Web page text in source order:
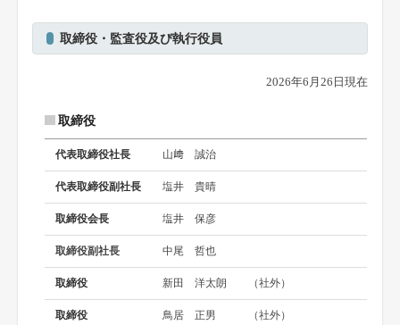
取締役・監査役及び執行役員
2026年6月26日現在
取締役
代表取締役社長 山﨑 誠治
代表取締役副社長 塩井 貴晴
取締役会長 塩井 保彦
取締役副社長 中尾 哲也
取締役 新田 洋太朗 （社外）
取締役 鳥居 正男 （社外）